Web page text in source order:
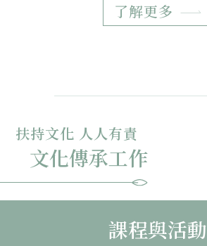
了解更多
扶持文化 人人有責
文化傳承工作
課程與活動